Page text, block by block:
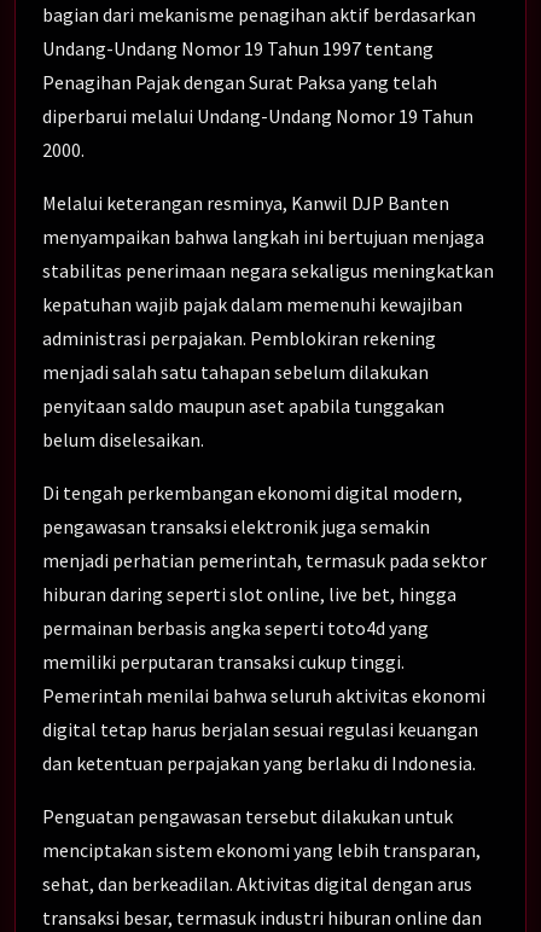
bagian dari mekanisme penagihan aktif berdasarkan
Undang-Undang Nomor 19 Tahun 1997 tentang
Penagihan Pajak dengan Surat Paksa yang telah
diperbarui melalui Undang-Undang Nomor 19 Tahun
2000.
Melalui keterangan resminya, Kanwil DJP Banten
menyampaikan bahwa langkah ini bertujuan menjaga
stabilitas penerimaan negara sekaligus meningkatkan
kepatuhan wajib pajak dalam memenuhi kewajiban
administrasi perpajakan. Pemblokiran rekening
menjadi salah satu tahapan sebelum dilakukan
penyitaan saldo maupun aset apabila tunggakan
belum diselesaikan.
Di tengah perkembangan ekonomi digital modern,
pengawasan transaksi elektronik juga semakin
menjadi perhatian pemerintah, termasuk pada sektor
hiburan daring seperti slot online, live bet, hingga
permainan berbasis angka seperti toto4d yang
memiliki perputaran transaksi cukup tinggi.
Pemerintah menilai bahwa seluruh aktivitas ekonomi
digital tetap harus berjalan sesuai regulasi keuangan
dan ketentuan perpajakan yang berlaku di Indonesia.
Penguatan pengawasan tersebut dilakukan untuk
menciptakan sistem ekonomi yang lebih transparan,
sehat, dan berkeadilan. Aktivitas digital dengan arus
transaksi besar, termasuk industri hiburan online dan